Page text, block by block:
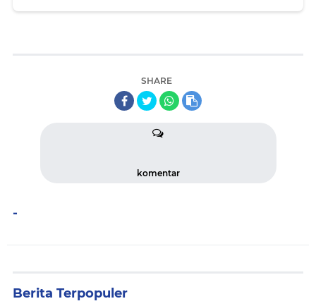
SHARE
komentar
-
Berita Terpopuler